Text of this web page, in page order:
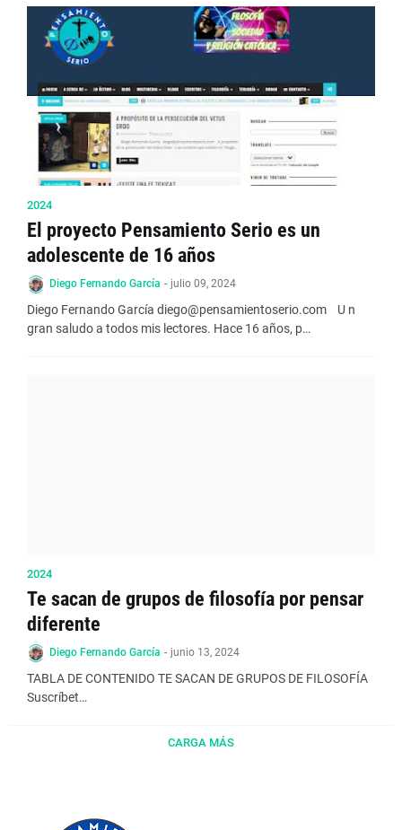
2024
El proyecto Pensamiento Serio es un
adolescente de 16 años
Diego Fernando García - julio 09, 2024
Diego Fernando García diego@pensamientoserio.com U n
gran saludo a todos mis lectores. Hace 16 años, p…
2024
Te sacan de grupos de filosofía por pensar
diferente
Diego Fernando García - junio 13, 2024
TABLA DE CONTENIDO TE SACAN DE GRUPOS DE FILOSOFÍA
Suscríbet…
CARGA MÁS